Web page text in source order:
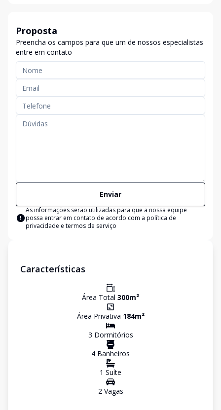
Proposta
Preencha os campos para que um de nossos especialistas
entre em contato
Enviar
As informações serão utilizadas para que a nossa equipe
possa entrar em contato de acordo com a política de
privacidade e termos de serviço
Características
Área Total 300m²
Área Privativa 184m²
3 Dormitórios
4 Banheiros
1 Suíte
2Vagas